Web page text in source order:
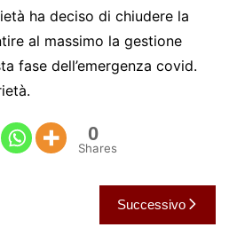
ha deciso di chiudere la
al massimo la gestione
fase dell’emergenza covid.
0
Shares
Successivo